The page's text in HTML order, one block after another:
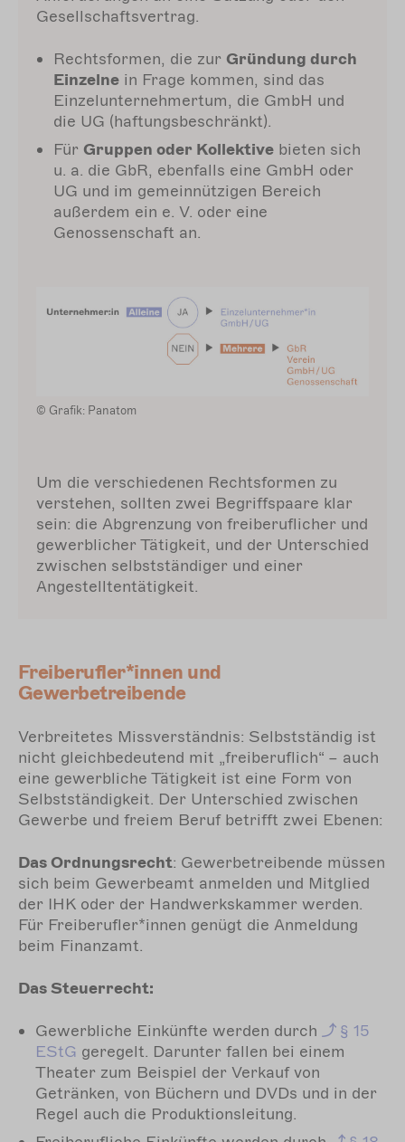
Gesellschaftsvertrag.
Rechtsformen, die zurGründung durch
Einzelne in Frage kommen, sind das
Einzelunternehmertum, die GmbH und
die UG (haftungsbeschränkt).
FürGruppen oder Kollektive bieten sich
u. a. die GbR, ebenfalls eine GmbH oder
UG und im gemeinnützigen Bereich
außerdem ein e. V. oder eine
Genossenschaft an.
© Grafik: Panatom
Um die verschiedenen Rechtsformen zu
verstehen, sollten zwei Begriffspaare klar
sein: die Abgrenzung von freiberuflicher und
gewerblicher Tätigkeit, und der Unterschied
zwischen selbstständiger und einer
Angestelltentätigkeit.
Freiberufler*innen und
Gewerbetreibende
Verbreitetes Missverständnis: Selbstständig ist
nicht gleichbedeutend mit „freiberuflich“ – auch
eine gewerbliche Tätigkeit ist eine Form von
Selbstständigkeit. Der Unterschied zwischen
Gewerbe und freiem Beruf betrifft zwei Ebenen:
Das Ordnungsrecht: Gewerbetreibende müssen
sich beim Gewerbeamt anmelden und Mitglied
der IHK oder der Handwerkskammer werden.
Für Freiberufler*innen genügt die Anmeldung
beim Finanzamt.
Das Steuerrecht:
Gewerbliche Einkünfte werden durch § 15
EStG geregelt. Darunter fallen bei einem
Theater zum Beispiel der Verkauf von
Getränken, von Büchern und DVDs und in der
Regel auch die Produktionsleitung.